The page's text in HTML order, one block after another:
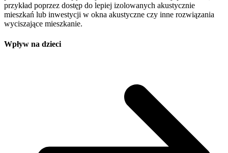
przykład poprzez dostęp do lepiej izolowanych akustycznie
mieszkań lub inwestycji w okna akustyczne czy inne rozwiązania
wyciszające mieszkanie.
Wpływ na dzieci